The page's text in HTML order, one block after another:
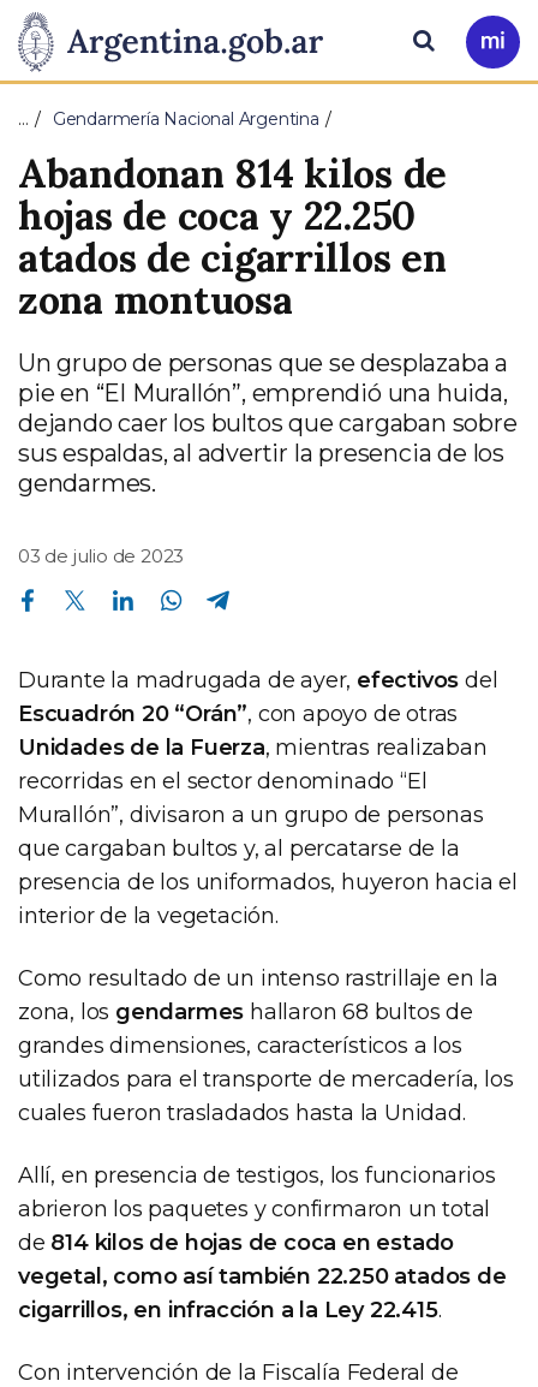
Presidencia
de
Nación
Pasar al contenido principal
Ir
a
Buscar
… Gendarmería Nacional Argentina
Abandonan 814 kilos de
hojas de coca y 22.250
atados de cigarrillos en
zona montuosa
Un grupo de personas que se desplazaba a
pie en “El Murallón”, emprendió una huida,
dejando caer los bultos que cargaban sobre
sus espaldas, al advertir la presencia de los
gendarmes.
03 de julio de 2023
Compartir en Facebook Compartir en Twitter Compartir en Linkedin Compartir en Whatsapp
Durante la madrugada de ayer, efectivos del
Escuadrón 20 “Orán”, con apoyo de otras
Unidades de la Fuerza, mientras realizaban
recorridas en el sector denominado “El
Murallón”, divisaron a un grupo de personas
que cargaban bultos y, al percatarse de la
presencia de los uniformados, huyeron hacia el
interior de la vegetación.
Como resultado de un intenso rastrillaje en la
zona, los gendarmes hallaron 68 bultos de
grandes dimensiones, característicos a los
utilizados para el transporte de mercadería, los
cuales fueron trasladados hasta la Unidad.
Allí, en presencia de testigos, los funcionarios
abrieron los paquetes y confirmaron un total
de 814 kilos de hojas de coca en estado
vegetal, como así también 22.250 atados de
cigarrillos, en infracción a la Ley 22.415.
Con intervención de la Fiscalía Federal de